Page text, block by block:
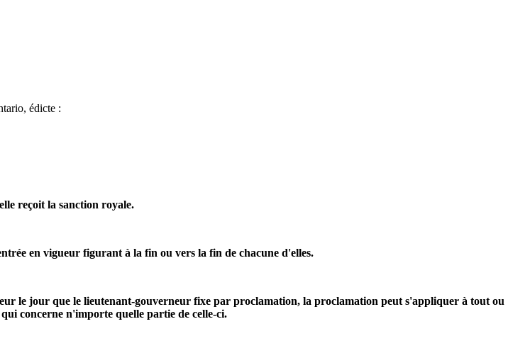
édicte :
reçoit la sanction royale.
en vigueur figurant à la fin ou vers la fin de chacune d'elles.
le jour que le lieutenant-gouverneur fixe par proclamation, la proclamation peut s'appliquer à tout ou
concerne n'importe quelle partie de celle-ci.